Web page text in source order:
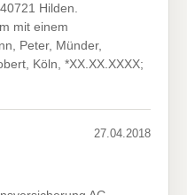
Hilden.
mit einem
Peter, Münder,
Köln, *XX.XX.XXXX;
27.04.2018